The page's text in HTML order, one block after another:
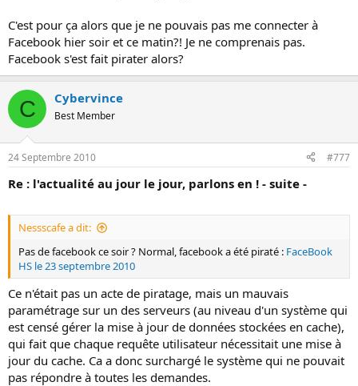
C'est pour ça alors que je ne pouvais pas me connecter à
Facebook hier soir et ce matin?! Je ne comprenais pas.
Facebook s'est fait pirater alors?
C Cybervince
Best Member
24 Septembre 2010 #777
Re : l'actualité au jour le jour, parlons en ! - suite -
Nessscafe a dit:
Pas de facebook ce soir ? Normal, facebook a été piraté : FaceBook
HS le 23 septembre 2010
Ce n'était pas un acte de piratage, mais un mauvais
paramétrage sur un des serveurs (au niveau d'un système qui
est censé gérer la mise à jour de données stockées en cache),
qui fait que chaque requête utilisateur nécessitait une mise à
jour du cache. Ca a donc surchargé le système qui ne pouvait
pas répondre à toutes les demandes.